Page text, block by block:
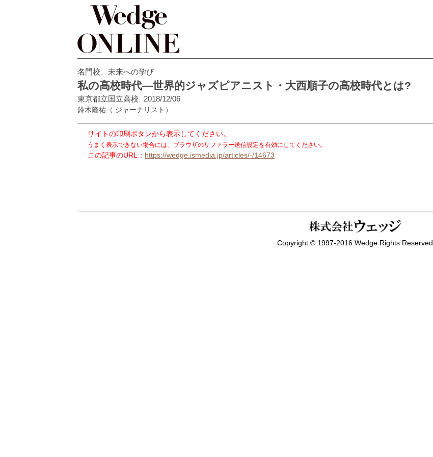
名門校、未来への学び
私の高校時代―世界的ジャズピアニスト・大西順子の高校時代とは?
東京都立国立高校 2018/12/06
鈴木隆祐 （ ジャーナリスト）
サイトの印刷ボタンから表示してください。
うまく表示できない場合には、ブラウザのリファラー送信設定を有効にしてください。
この記事のURL： https://wedge.ismedia.jp/articles/-/14673
Copyright © 1997-2016 Wedge Rights Reserved